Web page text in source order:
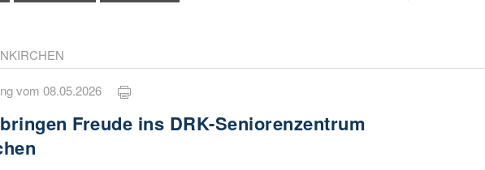
vom 08.05.2026
Freude ins DRK-Seniorenzentrum